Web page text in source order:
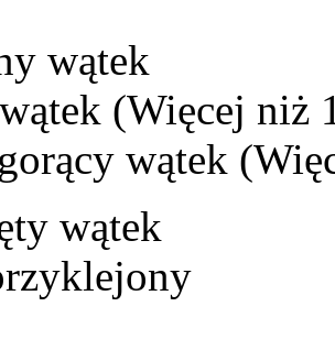
wątek
(Więcej niż
wątek
wątek